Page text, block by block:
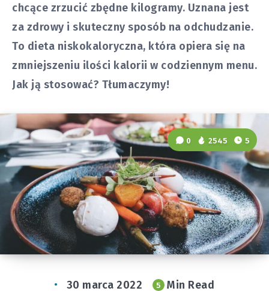
chcące zrzucić zbędne kilogramy. Uznana jest
za zdrowy i skuteczny sposób na odchudzanie.
To dieta niskokaloryczna, która opiera się na
zmniejszeniu ilości kalorii w codziennym menu.
Jak ją stosować? Tłumaczymy!
0 2545 5
30 marca 2022 5 Min Read